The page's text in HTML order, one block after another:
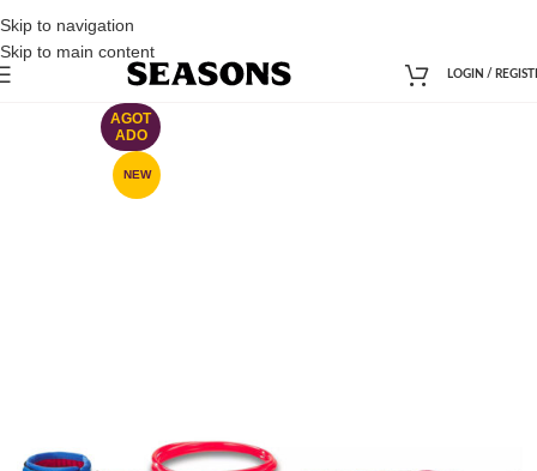
Skip to navigation
Skip to main content
LOGIN /
AGOT
ADO
NEW